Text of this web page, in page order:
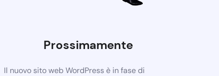
Prossimamente
Il nuovo sito web WordPress è in fase di